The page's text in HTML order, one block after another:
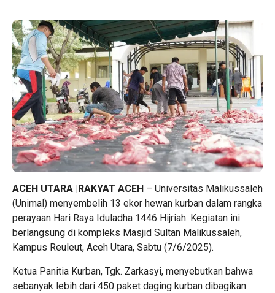
ACEH UTARA |RAKYAT ACEH – Universitas Malikussaleh
(Unimal) menyembelih 13 ekor hewan kurban dalam rangka
perayaan Hari Raya Iduladha 1446 Hijriah. Kegiatan ini
berlangsung di kompleks Masjid Sultan Malikussaleh,
Kampus Reuleut, Aceh Utara, Sabtu (7/6/2025).
Ketua Panitia Kurban, Tgk. Zarkasyi, menyebutkan bahwa
sebanyak lebih dari 450 paket daging kurban dibagikan